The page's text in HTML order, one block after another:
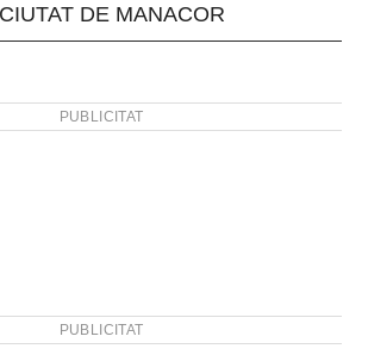
DE MANACOR
PUBLICITAT
PUBLICITAT